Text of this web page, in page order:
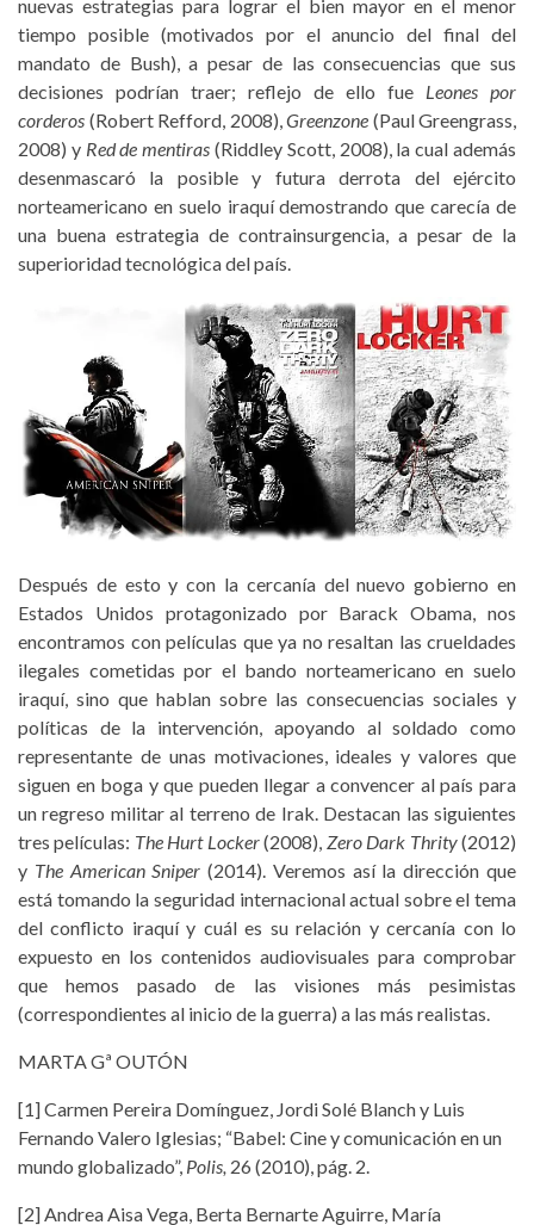
nuevas estrategias para lograr el bien mayor en el menor
tiempo posible (motivados por el anuncio del final del
mandato de Bush), a pesar de las consecuencias que sus
decisiones podrían traer; reflejo de ello fue Leones por
corderos (Robert Refford, 2008),Greenzone (Paul Greengrass,
2008) y Red de mentiras (Riddley Scott, 2008), la cual además
desenmascaró la posible y futura derrota del ejército
norteamericano en suelo iraquí demostrando que carecía de
una buena estrategia de contrainsurgencia, a pesar de la
superioridad tecnológica del país.
Después de esto y con la cercanía del nuevo gobierno en
Estados Unidos protagonizado por Barack Obama, nos
encontramos con películas que ya no resaltan las crueldades
ilegales cometidas por el bando norteamericano en suelo
iraquí, sino que hablan sobre las consecuencias sociales y
políticas de la intervención, apoyando al soldado como
representante de unas motivaciones, ideales y valores que
siguen en boga y que pueden llegar a convencer al país para
un regreso militar al terreno de Irak. Destacan las siguientes
tres películas: The Hurt Locker(2008), Zero Dark Thrity(2012)
y The American Sniper (2014). Veremos así la dirección que
está tomando la seguridad internacional actual sobre el tema
del conflicto iraquí y cuál es su relación y cercanía con lo
expuesto en los contenidos audiovisuales para comprobar
que hemos pasado de las visiones más pesimistas
(correspondientes al inicio de la guerra) a las más realistas.
MARTA Gª OUTÓN
[1] Carmen Pereira Domínguez, Jordi Solé Blanch y Luis
Fernando Valero Iglesias; “Babel: Cine y comunicación en un
mundo globalizado”, Polis, 26 (2010), pág. 2.
[2] Andrea Aisa Vega, Berta Bernarte Aguirre, María